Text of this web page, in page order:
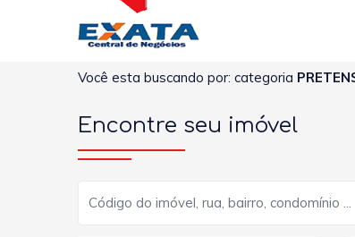
Você esta buscando por: categoria
Encontre seu imóvel